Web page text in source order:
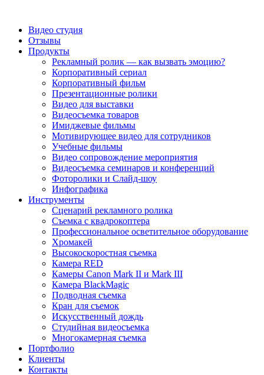
Видео студия
Отзывы
Продукты
Рекламный ролик — как вызвать эмоцию?
Корпоративный сериал
Корпоративный фильм
Презентационные ролики
Видео для выставки
Видеосъемка товаров
Имиджевые фильмы
Мотивирующее видео для сотрудников
Учебные фильмы
Видео сопровождение мероприятия
Видеосъемка семинаров и конференций
Фоторолики и Слайд-шоу
Инфографика
Инструменты
Сценарий рекламного ролика
Съемка с квадрокоптера
Профессиональное осветительное оборудование
Хромакей
Высокоскоростная съемка
Камера RED
Камеры Canon Mark II и Mark III
Камера BlackMagic
Подводная съемка
Кран для съемок
Искусственный дождь
Студийная видеосъемка
Многокамерная съемка
Портфолио
Клиенты
Контакты